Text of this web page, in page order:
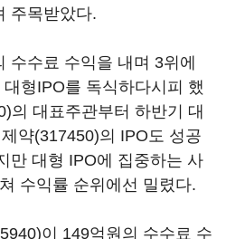
주목받았다.
수수료 수익을 내며 3위에
형IPO를 독식하다시피 했
의 대표주관부터 하반기 대
약(317450)의 IPO도 성공
만 대형 IPO에 집중하는 사
수익률 순위에선 밀렸다.
이 149억원의 수수료 수